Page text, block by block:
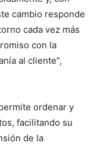
cambio responde
cada vez más
con la
al cliente”,
ordenar y
facilitando su
de la